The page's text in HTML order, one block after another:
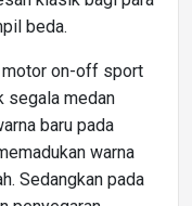
beda.
motor on-off sport
segala medan
baru pada
warna
Sedangkan pada